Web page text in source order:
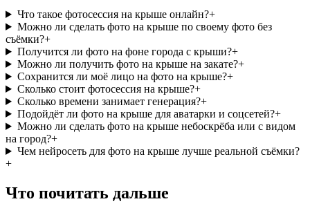
Что такое фотосессия на крыше онлайн?+
Можно ли сделать фото на крыше по своему фото без
съёмки?+
Получится ли фото на фоне города с крыши?+
Можно ли получить фото на крыше на закате?+
Сохранится ли моё лицо на фото на крыше?+
Сколько стоит фотосессия на крыше?+
Сколько времени занимает генерация?+
Подойдёт ли фото на крыше для аватарки и соцсетей?+
Можно ли сделать фото на крыше небоскрёба или с видом
на город?+
Чем нейросеть для фото на крыше лучше реальной съёмки?
+
Что почитать дальше